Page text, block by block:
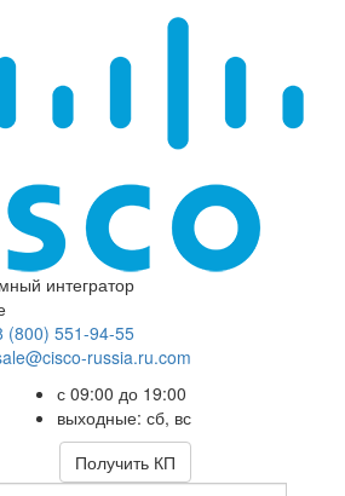
интегратор
(800) 551-94-55
russia.ru.com
с 09:00 до 19:00
выходные: сб, вс
Получить КП